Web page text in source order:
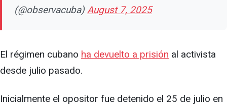
(@observacuba) August 7, 2025
El régimen cubano ha devuelto a prisión al activista
desde julio pasado.
Inicialmente el opositor fue detenido el 25 de julio en